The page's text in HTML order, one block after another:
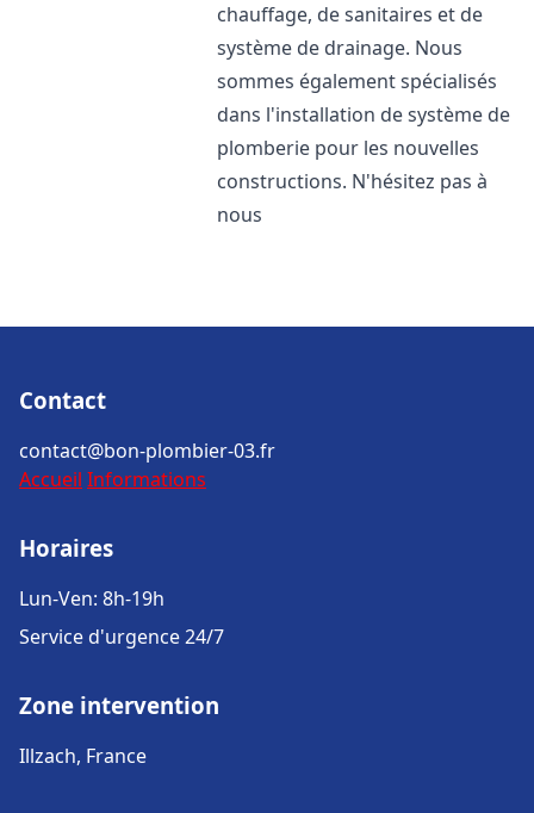
chauffage, de sanitaires et de
système de drainage. Nous
sommes également spécialisés
dans l'installation de système de
plomberie pour les nouvelles
constructions. N'hésitez pas à
nous
Contact
contact@bon-plombier-03.fr
Accueil Informations
Horaires
Lun-Ven: 8h-19h
Service d'urgence 24/7
Zone intervention
Illzach, France